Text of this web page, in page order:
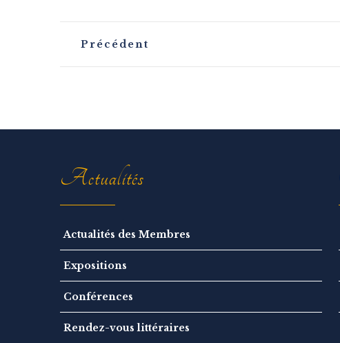
v
o
Précédent
Actualités
Actualités des Membres
Expositions
Conférences
Rendez-vous littéraires